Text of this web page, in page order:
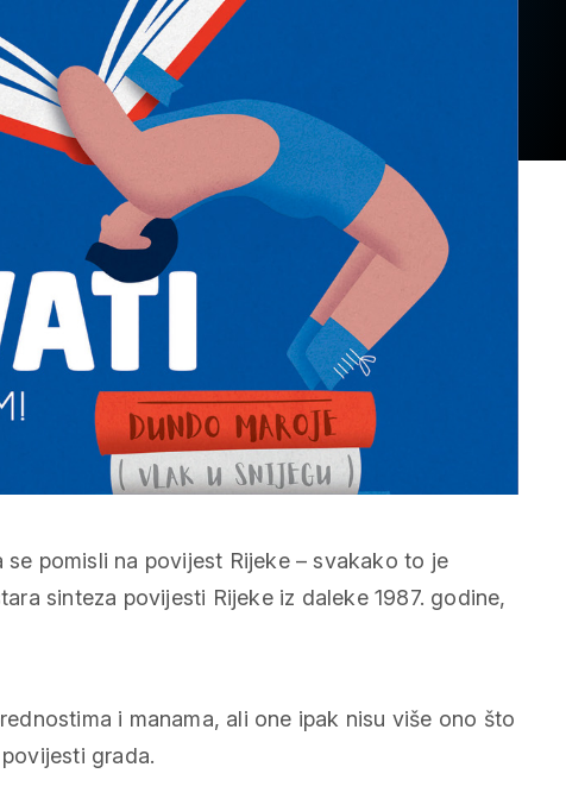
pomisli na povijest Rijeke – svakako to je
sinteza povijesti Rijeke iz daleke 1987. godine,
i manama, ali one ipak nisu više ono što
vijesti grada.